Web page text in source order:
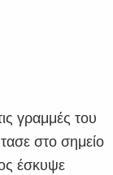
γραμμές του
στο σημείο
έσκυψε